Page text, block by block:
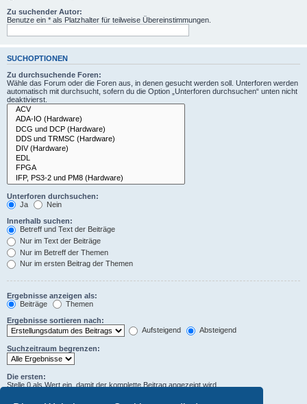
Zu suchender Autor:
Benutze ein * als Platzhalter für teilweise Übereinstimmungen.
SUCHOPTIONEN
Zu durchsuchende Foren:
Wähle das Forum oder die Foren aus, in denen gesucht werden soll. Unterforen werden
automatisch mit durchsucht, sofern du die Option „Unterforen durchsuchen“ unten nicht
deaktivierst.
Unterforen durchsuchen:
Ja
Nein
Innerhalb suchen:
Betreff und Text der Beiträge
Nur im Text der Beiträge
Nur im Betreff der Themen
Nur im ersten Beitrag der Themen
Ergebnisse anzeigen als:
Beiträge
Themen
Ergebnisse sortieren nach:
Aufsteigend
Absteigend
Suchzeitraum begrenzen:
Die ersten:
Stelle 0 als Wert ein, damit der komplette Beitrag angezeigt wird.